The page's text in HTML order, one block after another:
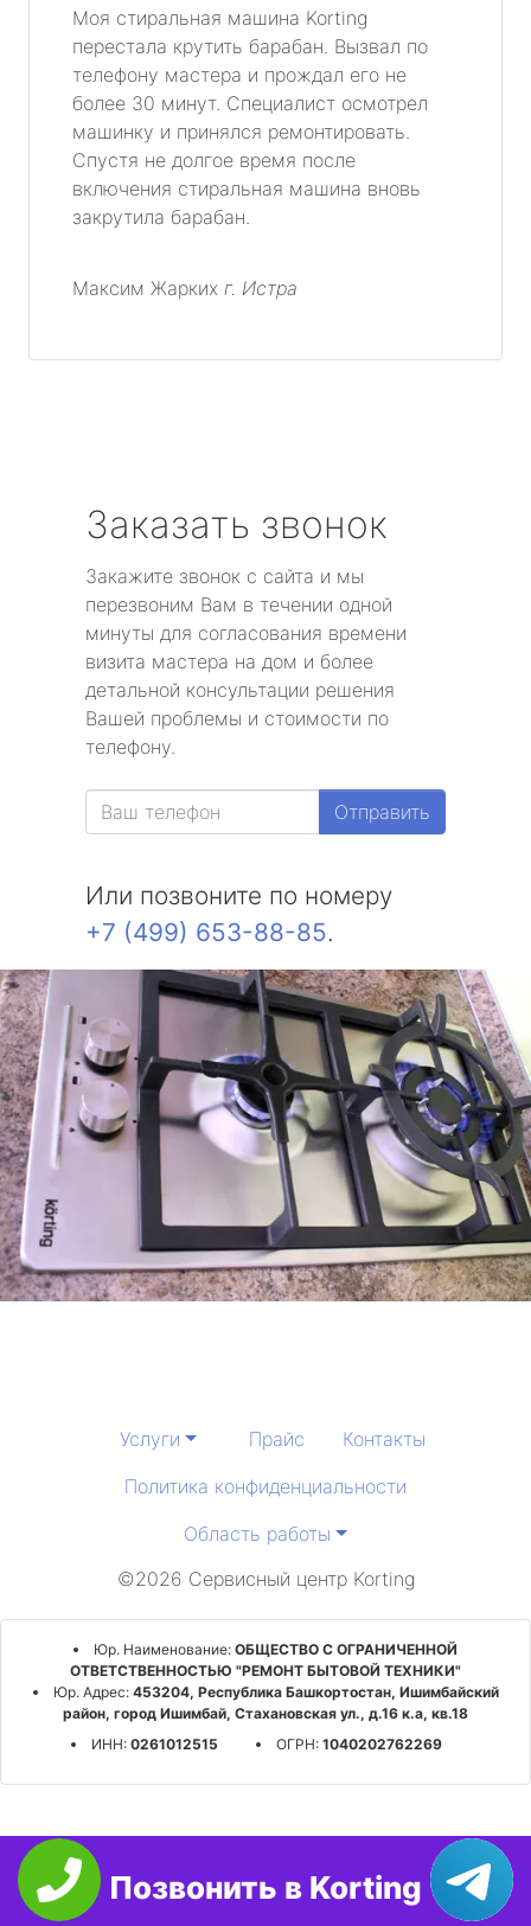
Моя стиральная машина Korting
перестала крутить барабан. Вызвал по
телефону мастера и прождал его не
более 30 минут. Специалист осмотрел
машинку и принялся ремонтировать.
Спустя не долгое время после
включения стиральная машина вновь
закрутила барабан.
Максим Жарких г. Истра
Заказать звонок
Закажите звонок с сайта и мы
перезвоним Вам в течении одной
минуты для согласования времени
визита мастера на дом и более
детальной консультации решения
Вашей проблемы и стоимости по
телефону.
Отправить
Или позвоните по номеру
+7 (499) 653-88-85.
Услуги Прайс
Контакты
Политика конфиденциальности
Область работы
©2026 Сервисный центр Korting
Юр. Наименование: ОБЩЕСТВО С ОГРАНИЧЕННОЙ
ОТВЕТСТВЕННОСТЬЮ "РЕМОНТ БЫТОВОЙ ТЕХНИКИ"
Юр. Адрес:453204, Республика Башкортостан, Ишимбайский
район, город Ишимбай, Стахановская ул., д.16 к.а, кв.18
ИНН:0261012515 ОГРН:1040202762269
Позвонить в Korting